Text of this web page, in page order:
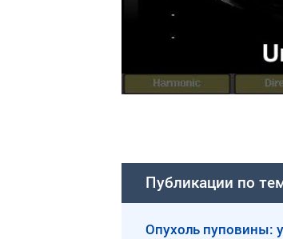
Публикации по
Опухоль пуповины: